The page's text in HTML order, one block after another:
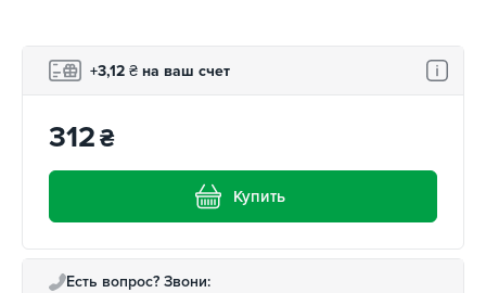
+3,12 ₴ на ваш счет
312₴
Купить
Есть вопрос? Звони: